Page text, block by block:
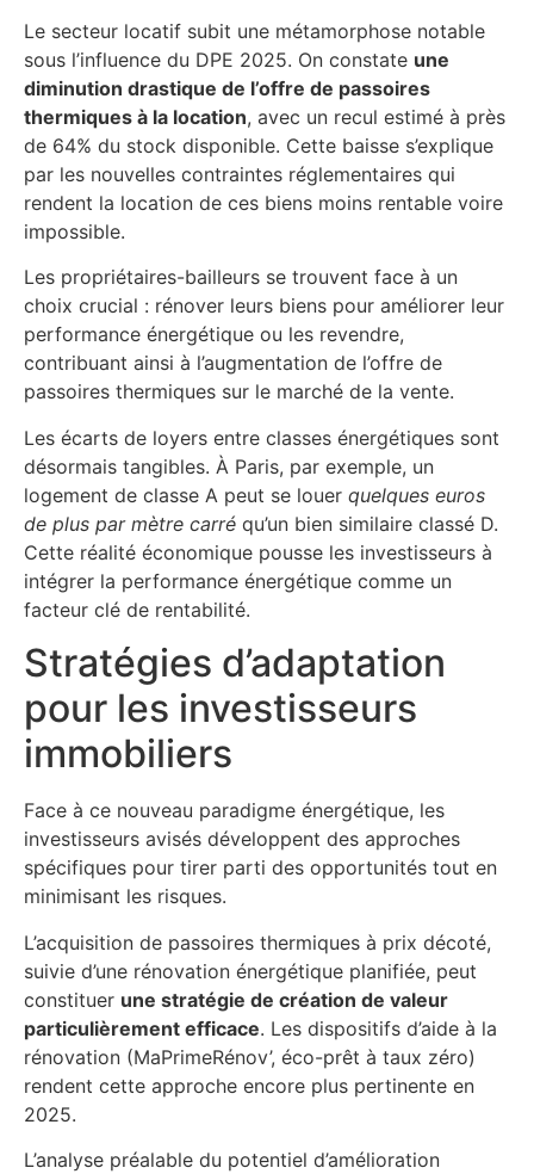
Le secteur locatif subit une métamorphose notable
sous l’influence du DPE 2025. On constate une
diminution drastique de l’offre de passoires
thermiques à la location, avec un recul estimé à près
de 64% du stock disponible. Cette baisse s’explique
par les nouvelles contraintes réglementaires qui
rendent la location de ces biens moins rentable voire
impossible.
Les propriétaires-bailleurs se trouvent face à un
choix crucial : rénover leurs biens pour améliorer leur
performance énergétique ou les revendre,
contribuant ainsi à l’augmentation de l’offre de
passoires thermiques sur le marché de la vente.
Les écarts de loyers entre classes énergétiques sont
désormais tangibles. À Paris, par exemple, un
logement de classe A peut se louer quelques euros
de plus par mètre carré qu’un bien similaire classé D.
Cette réalité économique pousse les investisseurs à
intégrer la performance énergétique comme un
facteur clé de rentabilité.
Stratégies d’adaptation
pour les investisseurs
immobiliers
Face à ce nouveau paradigme énergétique, les
investisseurs avisés développent des approches
spécifiques pour tirer parti des opportunités tout en
minimisant les risques.
L’acquisition de passoires thermiques à prix décoté,
suivie d’une rénovation énergétique planifiée, peut
constituer une stratégie de création de valeur
particulièrement efficace. Les dispositifs d’aide à la
rénovation (MaPrimeRénov’, éco-prêt à taux zéro)
rendent cette approche encore plus pertinente en
2025.
L’analyse préalable du potentiel d’amélioration